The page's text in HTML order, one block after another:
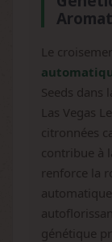
Le
Seeds dans
Las Vegas
citronnées
contribue à
renforce la
génétique